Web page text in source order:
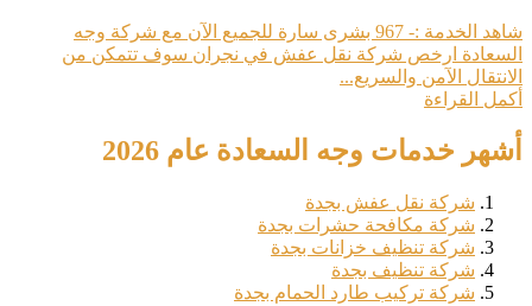
شاهد الخدمة :- 967 بشرى سارة للجميع الآن مع شركة وجه
السعادة ارخص شركة نقل عفش في نجران سوف تتمكن من
الانتقال الآمن والسريع...
أكمل القراءة
أشهر خدمات وجه السعادة عام 2026
شركة نقل عفش بجدة
شركة مكافحة حشرات بجدة
شركة تنظيف خزانات بجدة
شركة تنظيف بجدة
شركة تركيب طارد الحمام بجدة